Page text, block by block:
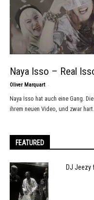
Naya Isso – Real
Oliver Marquart -
Naya Isso hat auch eine Gang.
ihrem neuen Video, und zwar
FEATURED
DJ Jeezy